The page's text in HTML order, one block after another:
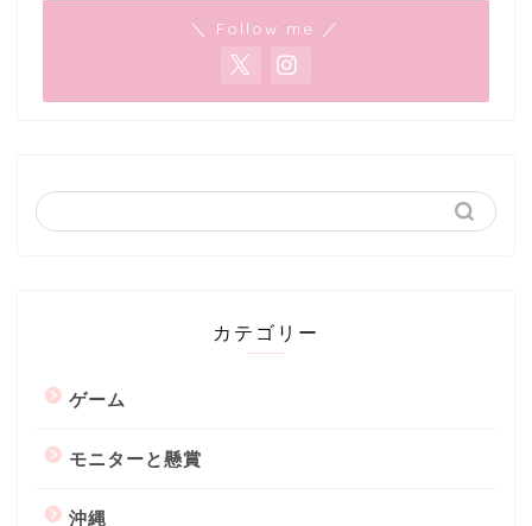
＼ Follow me ／
カテゴリー
ゲーム
モニターと懸賞
沖縄